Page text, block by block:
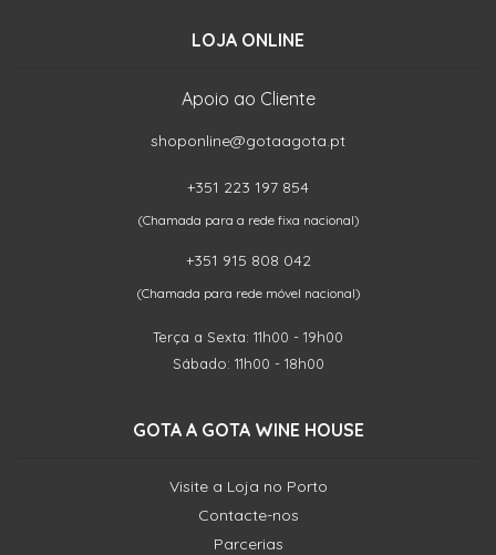
LOJA ONLINE
Apoio ao Cliente
shoponline@gotaagota.pt
+351 223 197 854
(Chamada para a rede fixa nacional)
+351 915 808 042
(Chamada para rede móvel nacional)
Terça a Sexta: 11h00 - 19h00
Sábado: 11h00 - 18h00
GOTA A GOTA WINE HOUSE
Visite a Loja no Porto
Contacte-nos
Parcerias